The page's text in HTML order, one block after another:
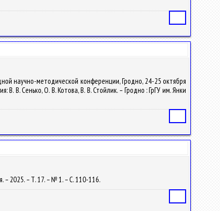
научно-методической конференции, Гродно, 24-25 октября
В. Сенько, О. В. Котова, В. В. Стойлик. – Гродно : ГрГУ им. Янки
– 2025. – Т. 17. – № 1. – С. 110-116.